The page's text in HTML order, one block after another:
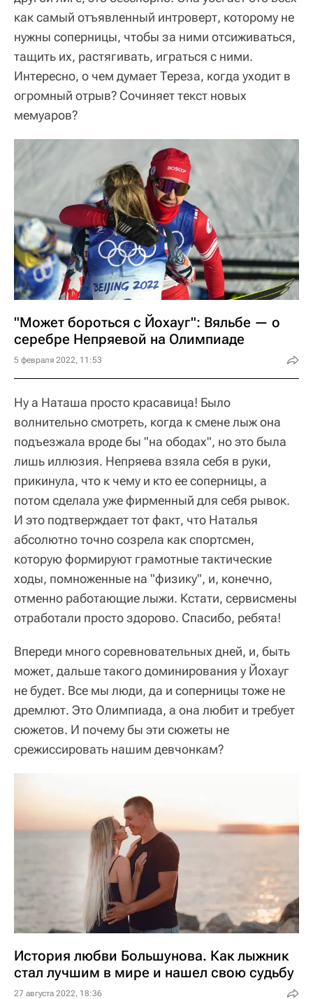
как самый отъявленный интроверт, которому не
нужны соперницы, чтобы за ними отсиживаться,
тащить их, растягивать, играться с ними.
Интересно, о чем думает Тереза, когда уходит в
огромный отрыв? Сочиняет текст новых
мемуаров?
"Может бороться с Йохауг": Вяльбе — о
серебре Непряевой на Олимпиаде
5 февраля 2022, 11:53
Ну а Наташа просто красавица! Было
волнительно смотреть, когда к смене лыж она
подъезжала вроде бы "на ободах", но это была
лишь иллюзия. Непряева взяла себя в руки,
прикинула, что к чему и кто ее соперницы, а
потом сделала уже фирменный для себя рывок.
И это подтверждает тот факт, что Наталья
абсолютно точно созрела как спортсмен,
которую формируют грамотные тактические
ходы, помноженные на "физику", и, конечно,
отменно работающие лыжи. Кстати, сервисмены
отработали просто здорово. Спасибо, ребята!
Впереди много соревновательных дней, и, быть
может, дальше такого доминирования у Йохауг
не будет. Все мы люди, да и соперницы тоже не
дремлют. Это Олимпиада, а она любит и требует
сюжетов. И почему бы эти сюжеты не
срежиссировать нашим девчонкам?
История любви Большунова. Как лыжник
стал лучшим в мире и нашел свою судьбу
27 августа 2022, 18:36